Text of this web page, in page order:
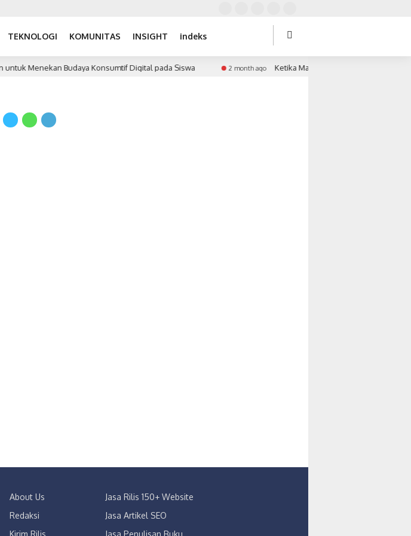
TEKNOLOGI KOMUNITAS INSIGHT indeks
Menekan Budaya Konsumtif Digital pada Siswa 2 month ago Ketika Market Timing Bertemu Tekanan
About Us
Redaksi
Kirim Rilis
Jasa Rilis 150+ Website
Jasa Artikel SEO
Jasa Penulisan Buku